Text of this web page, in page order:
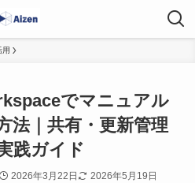
用
でマニュアル
法｜共有・更新管理
践ガイド
2026年3月22日 2026年5月19日